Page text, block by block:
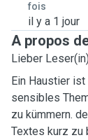
fois
il y a 1 jour
A propos
Lieber
Ein Haustier
sensibles
zu kümmern.
Textes kurz zu